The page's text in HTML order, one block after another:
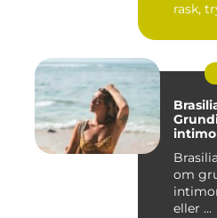
rask,
om
eller ...